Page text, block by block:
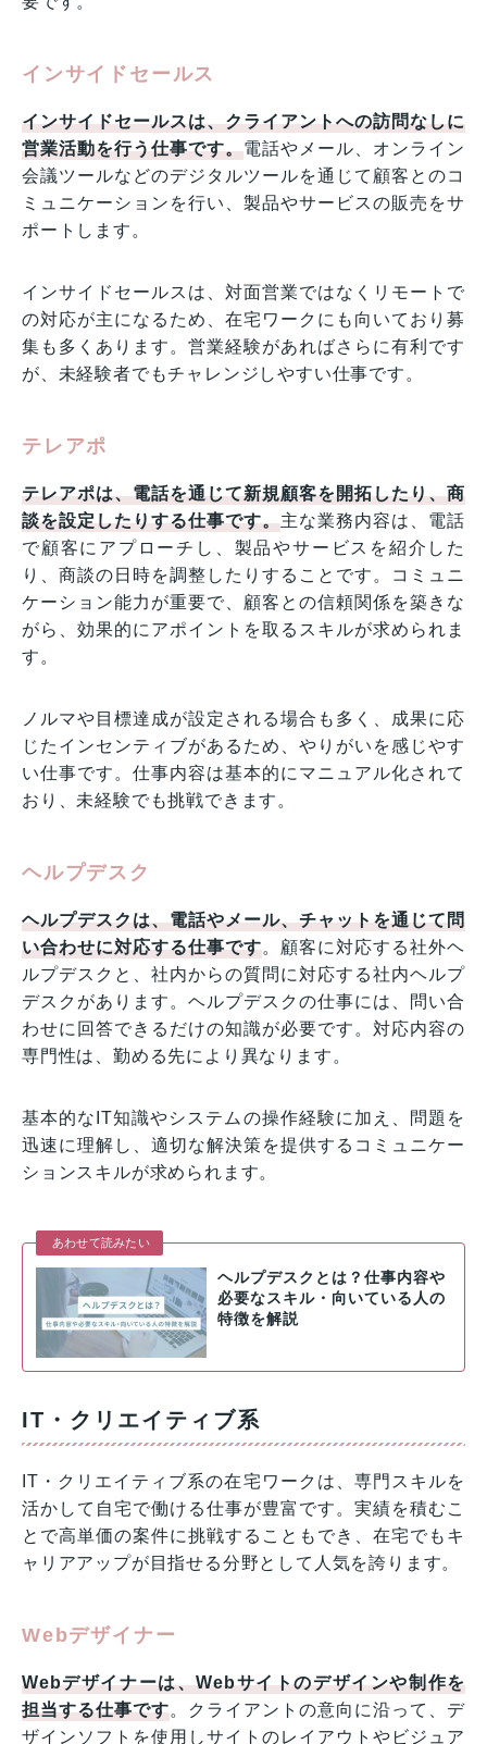
インサイドセールス
インサイドセールスは、クライアントへの訪問なしに
営業活動を行う仕事です。電話やメール、オンライン
会議ツールなどのデジタルツールを通じて顧客とのコ
ミュニケーションを行い、製品やサービスの販売をサ
ポートします。
インサイドセールスは、対面営業ではなくリモートで
の対応が主になるため、在宅ワークにも向いており募
集も多くあります。営業経験があればさらに有利です
が、未経験者でもチャレンジしやすい仕事です。
テレアポ
テレアポは、電話を通じて新規顧客を開拓したり、商
談を設定したりする仕事です。主な業務内容は、電話
で顧客にアプローチし、製品やサービスを紹介した
り、商談の日時を調整したりすることです。コミュニ
ケーション能力が重要で、顧客との信頼関係を築きな
がら、効果的にアポイントを取るスキルが求められま
す。
ノルマや目標達成が設定される場合も多く、成果に応
じたインセンティブがあるため、やりがいを感じやす
い仕事です。仕事内容は基本的にマニュアル化されて
おり、未経験でも挑戦できます。
ヘルプデスク
ヘルプデスクは、電話やメール、チャットを通じて問
い合わせに対応する仕事です。顧客に対応する社外ヘ
ルプデスクと、社内からの質問に対応する社内ヘルプ
デスクがあります。ヘルプデスクの仕事には、問い合
わせに回答できるだけの知識が必要です。対応内容の
専門性は、勤める先により異なります。
基本的なIT知識やシステムの操作経験に加え、問題を
迅速に理解し、適切な解決策を提供するコミュニケー
ションスキルが求められます。
あわせて読みたい
ヘルプデスクとは？仕事内容や
必要なスキル・向いている人の
特徴を解説
IT・クリエイティブ系
IT・クリエイティブ系の在宅ワークは、専門スキルを
活かして自宅で働ける仕事が豊富です。実績を積むこ
とで高単価の案件に挑戦することもでき、在宅でもキ
ャリアアップが目指せる分野として人気を誇ります。
Webデザイナー
Webデザイナーは、Webサイトのデザインや制作を
担当する仕事です。クライアントの意向に沿って、デ
ザインソフトを使用しサイトのレイアウトやビジュア